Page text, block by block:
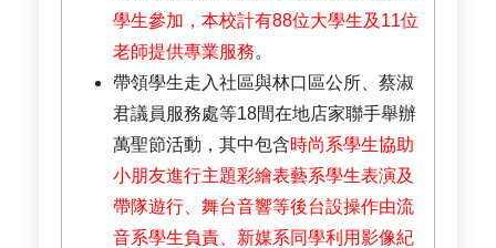
學生參加，本校計有88位大學生及11位
老師提供專業服務。
帶領學生走入社區與林口區公所、蔡淑
君議員服務處等18間在地店家聯手舉辦
萬聖節活動，其中包含時尚系學生協助
小朋友進行主題彩繪表藝系學生表演及
帶隊遊行、舞台音響等後台設操作由流
音系學生負責、新媒系同學利用影像紀